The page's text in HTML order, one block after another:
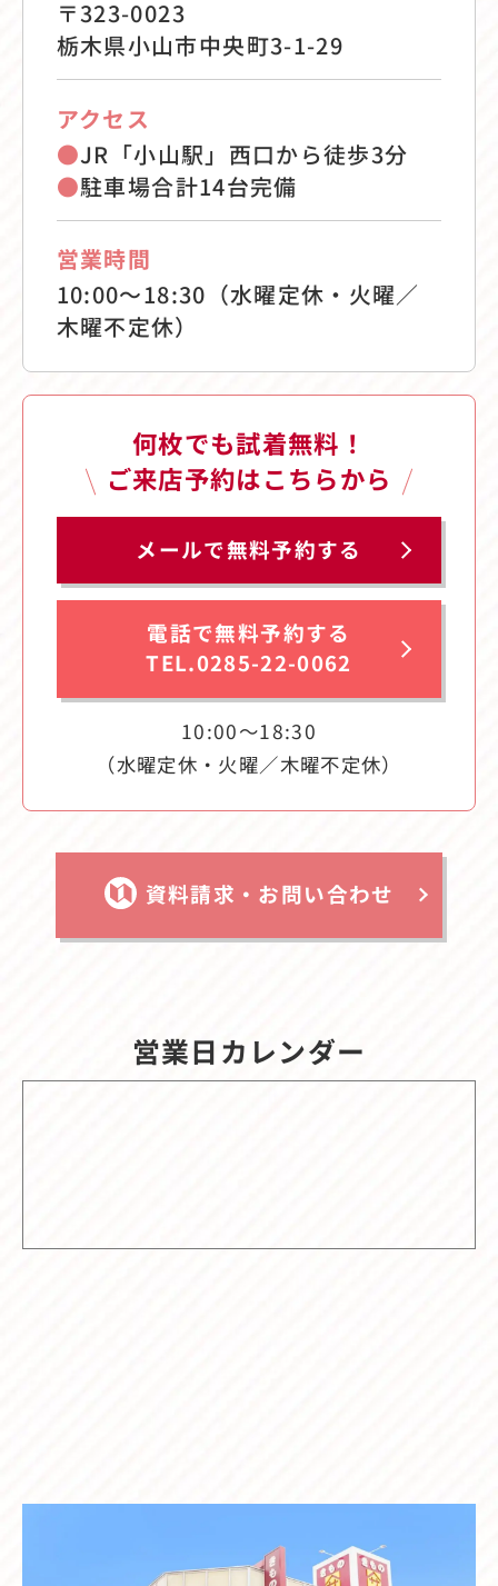
〒323-0023
栃木県小山市中央町3-1-29
アクセス
●JR「小山駅」西口から徒歩3分
●駐車場合計14台完備
営業時間
10:00〜18:30（水曜定休・火曜／
木曜不定休）
何枚でも試着無料！
ご来店予約はこちらから
メールで無料予約する
電話で無料予約する
TEL.0285-22-0062
10:00〜18:30
（水曜定休・火曜／木曜不定休）
資料請求・お問い合わせ
営業日カレンダー